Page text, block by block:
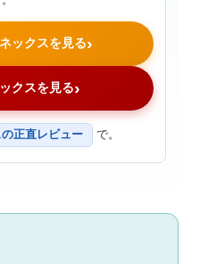
ックスを見る
クスを見る
正直レビュー で。